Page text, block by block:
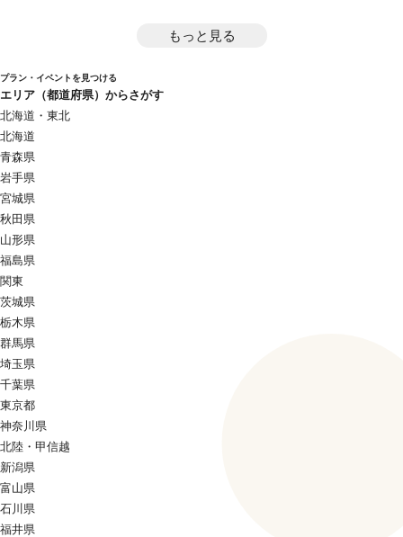
もっと見る
プラン・イベントを見つける
エリア（都道府県）からさがす
北海道・東北
北海道
青森県
岩手県
宮城県
秋田県
山形県
福島県
関東
茨城県
栃木県
群馬県
埼玉県
千葉県
東京都
神奈川県
北陸・甲信越
新潟県
富山県
石川県
福井県